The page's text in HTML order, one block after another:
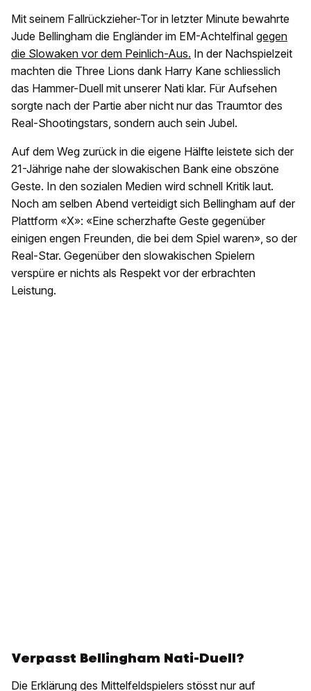
Mit seinem Fallrückzieher-Tor in letzter Minute bewahrte
Jude Bellingham die Engländer im EM-Achtelfinal gegen
die Slowaken vor dem Peinlich-Aus. In der Nachspielzeit
machten die Three Lions dank Harry Kane schliesslich
das Hammer-Duell mit unserer Nati klar. Für Aufsehen
sorgte nach der Partie aber nicht nur das Traumtor des
Real-Shootingstars, sondern auch sein Jubel.
Auf dem Weg zurück in die eigene Hälfte leistete sich der
21-Jährige nahe der slowakischen Bank eine obszöne
Geste. In den sozialen Medien wird schnell Kritik laut.
Noch am selben Abend verteidigt sich Bellingham auf der
Plattform «X»: «Eine scherzhafte Geste gegenüber
einigen engen Freunden, die bei dem Spiel waren», so der
Real-Star. Gegenüber den slowakischen Spielern
verspüre er nichts als Respekt vor der erbrachten
Leistung.
Verpasst Bellingham Nati-Duell?
Die Erklärung des Mittelfeldspielers stösst nur auf